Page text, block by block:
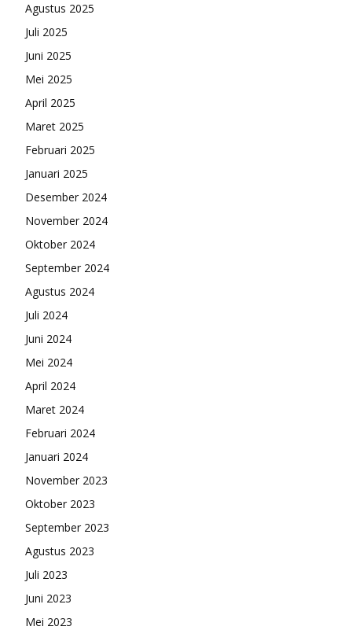
Agustus 2025
Juli 2025
Juni 2025
Mei 2025
April 2025
Maret 2025
Februari 2025
Januari 2025
Desember 2024
November 2024
Oktober 2024
September 2024
Agustus 2024
Juli 2024
Juni 2024
Mei 2024
April 2024
Maret 2024
Februari 2024
Januari 2024
November 2023
Oktober 2023
September 2023
Agustus 2023
Juli 2023
Juni 2023
Mei 2023